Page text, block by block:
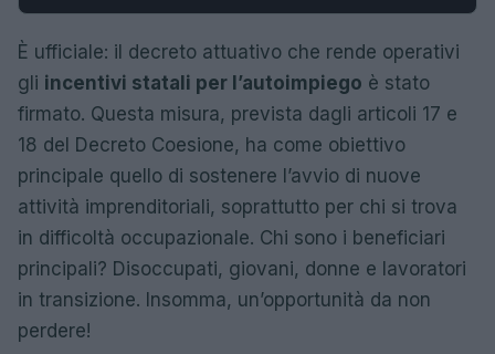
È ufficiale: il decreto attuativo che rende operativi
gli incentivi statali per l’autoimpiego è stato
firmato. Questa misura, prevista dagli articoli 17 e
18 del Decreto Coesione, ha come obiettivo
principale quello di sostenere l’avvio di nuove
attività imprenditoriali, soprattutto per chi si trova
in difficoltà occupazionale. Chi sono i beneficiari
principali? Disoccupati, giovani, donne e lavoratori
in transizione. Insomma, un’opportunità da non
perdere!